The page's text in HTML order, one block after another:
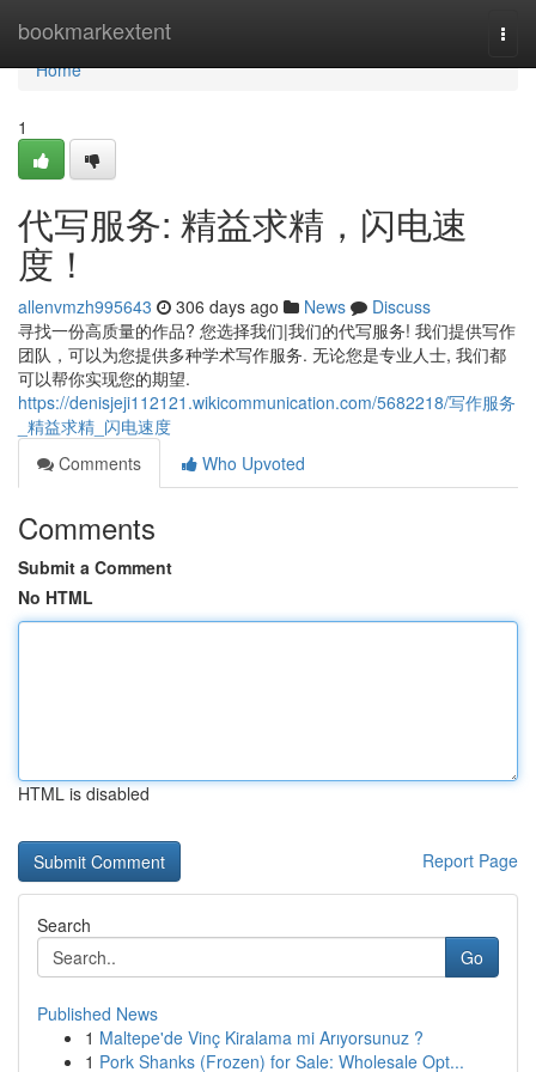
bookmarkextent
Home
Home
1
代写服务: 精益求精，闪电速
度！
allenvmzh995643 306 days ago News
Discuss
寻找一份高质量的作品? 您选择我们|我们的代写服务! 我们提供写作
团队，可以为您提供多种学术写作服务. 无论您是专业人士, 我们都
可以帮你实现您的期望.
https://denisjeji112121.wikicommunication.com/5682218/写作服务
_精益求精_闪电速度
Comments
Who Upvoted
Comments
Submit a Comment
No HTML
HTML is disabled
Report Page
Search
Go
Published News
1 Maltepe'de Vinç Kiralama mi Arıyorsunuz ?
1 Pork Shanks (Frozen) for Sale: Wholesale Opt...